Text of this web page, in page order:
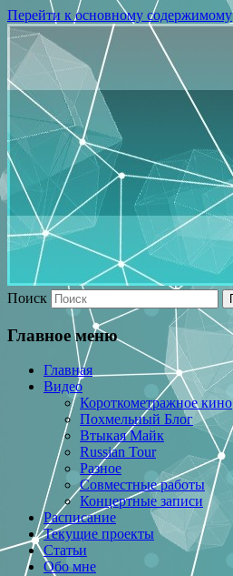
Перейти к основному содержимому
Поиск
Главное меню
Главная
Видео
Короткометражное кино
Похмельный Блог
Втыкая Майк
Russian Tour
Разное
Совместные работы
Концертные записи
Расписание
Текущие проекты
Статьи
Обо мне